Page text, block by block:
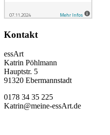
Kontakt
essArt
Katrin Pöhlmann
Hauptstr. 5
91320 Ebermannstadt
0178 34 35 225
Katrin@meine-essArt.de